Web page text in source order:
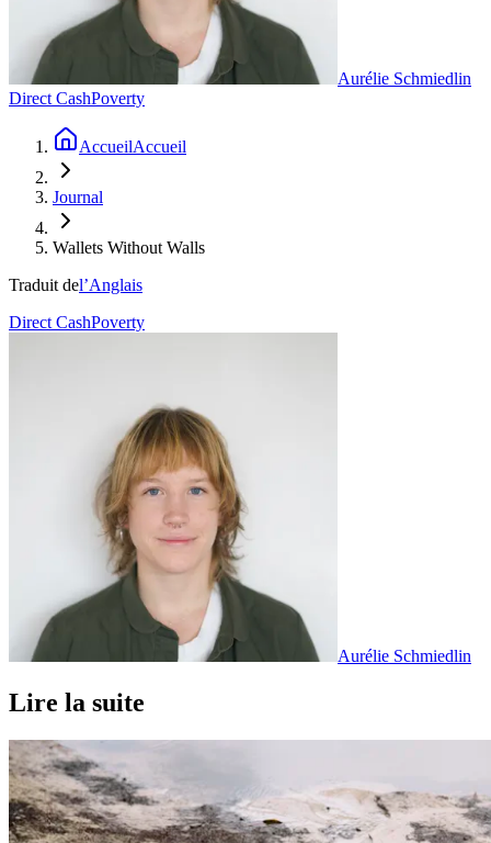
Aurélie Schmiedlin
Direct CashPoverty
AccueilAccueil
Journal
Wallets Without Walls
Traduit del’Anglais
Direct CashPoverty
Aurélie Schmiedlin
Lire la suite